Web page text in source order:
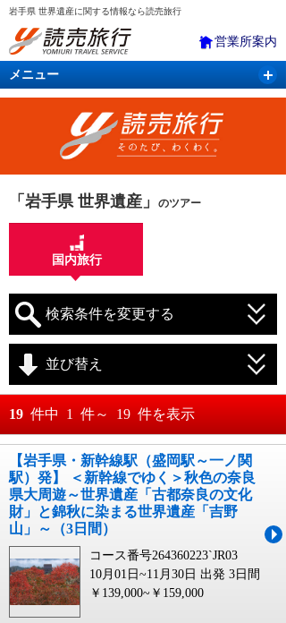
岩手県 世界遺産に関する情報なら読売旅行
営業所案内
メニュー
国内旅行 バスツアー 海外旅行
「岩手県 世界遺産」 のツアー
国内旅行
検索条件を変更する
月 日～
月 日
並び替え
おすすめ順
料金が安い順
料金が高い順
19 件中 1 件～ 19 件を表示
【岩手県・新幹線駅（盛岡駅～一ノ関
駅）発】 ＜新幹線でゆく＞秋色の奈良
県大周遊～世界遺産「古都奈良の文化
財」と錦秋に染まる世界遺産「吉野
山」～（3日間）
コース番号264360223`JR03
10月01日~11月30日 出発 3日間
￥139,000~￥159,000